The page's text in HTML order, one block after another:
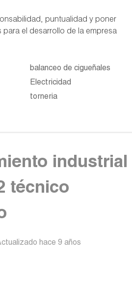
puntualidad y poner
el desarrollo de la empresa
balanceo de cigueñales
Electricidad
torneria
industrial
técnico
hace 9 años